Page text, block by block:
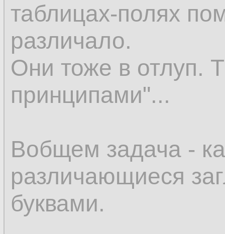
таблицах-полях
различало.
Они тоже в отлуп.
принципами"...
Вобщем задача -
различающиеся
буквами.